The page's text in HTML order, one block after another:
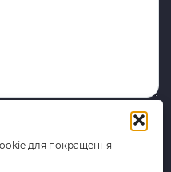
для покращення